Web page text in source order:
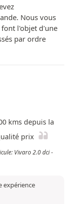
Nous vous
font l'objet d'une
par ordre
kms depuis la
prix
Vivaro 2.0 dci -
expérience